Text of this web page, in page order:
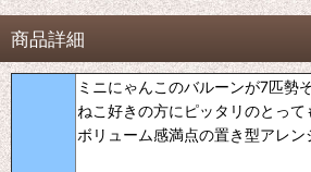
商品詳細
ミニにゃんこのバルーンが7匹勢
ねこ好きの方にピッタリのとって
ボリューム感満点の置き型アレン